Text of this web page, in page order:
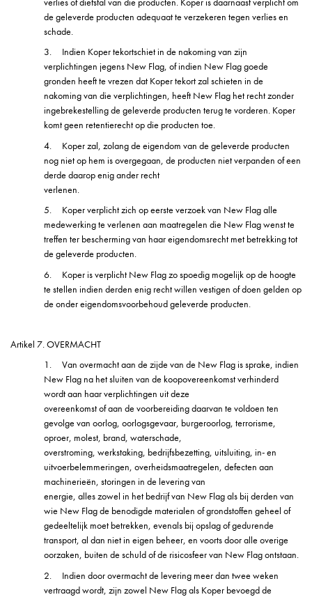
de geleverde producten adequaat te verzekeren tegen verlies en
schade.
3.
Indien Koper tekortschiet in de nakoming van zijn
verplichtingen jegens New Flag, of indien New Flag goede
gronden heeft te vrezen dat Koper tekort zal schieten in de
nakoming van die verplichtingen, heeft New Flag het recht zonder
ingebrekestelling de geleverde producten terug te vorderen. Koper
komt geen retentierecht op die producten toe.
4.
Koper zal, zolang de eigendom van de geleverde producten
nog niet op hem is overgegaan, de producten niet verpanden of een
derde daarop enig ander recht
verlenen.
5.
Koper verplicht zich op eerste verzoek van New Flag alle
medewerking te verlenen aan maatregelen die New Flag wenst te
treffen ter bescherming van haar eigendomsrecht met betrekking tot
de geleverde producten.
6.
Koper is verplicht New Flag zo spoedig mogelijk op de hoogte
te stellen indien derden enig recht willen vestigen of doen gelden op
de onder eigendomsvoorbehoud geleverde producten.
Artikel 7. OVERMACHT
1.
Van overmacht aan de zijde van de New Flag is sprake, indien
New Flag na het sluiten van de koopovereenkomst verhinderd
wordt aan haar verplichtingen uit deze
overeenkomst of aan de voorbereiding daarvan te voldoen ten
gevolge van oorlog, oorlogsgevaar, burgeroorlog, terrorisme,
oproer, molest, brand, waterschade,
overstroming, werkstaking, bedrijfsbezetting, uitsluiting, in- en
uitvoerbelemmeringen, overheidsmaatregelen, defecten aan
machinerieën, storingen in de levering van
energie, alles zowel in het bedrijf van New Flag als bij derden van
wie New Flag de benodigde materialen of grondstoffen geheel of
gedeeltelijk moet betrekken, evenals bij opslag of gedurende
transport, al dan niet in eigen beheer, en voorts door alle overige
oorzaken, buiten de schuld of de risicosfeer van New Flag ontstaan.
2.
Indien door overmacht de levering meer dan twee weken
vertraagd wordt, zijn zowel New Flag als Koper bevoegd de